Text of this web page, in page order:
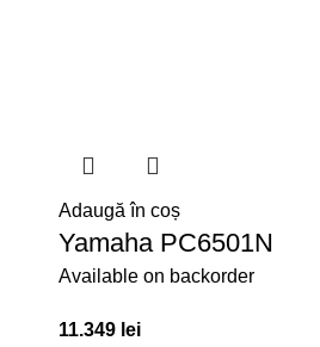
Adaugă în coș
Yamaha PC6501N
Available on backorder
11.349 lei